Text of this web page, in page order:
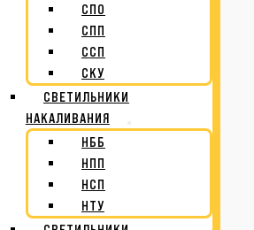
СПО
СПП
ССП
СКУ
СВЕТИЛЬНИКИ
НАКАЛИВАНИЯ
НББ
НПП
НСП
НТУ